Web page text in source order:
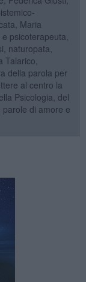
Maria
psicoterapeuta,
naturopata,
Talarico,
della parola per
al centro la
Psicologia, del
parole di amore e